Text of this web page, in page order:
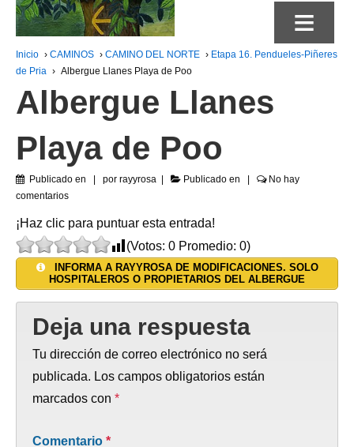
≡
Inicio › CAMINOS › CAMINO DEL NORTE › Etapa 16. Pendueles-Piñeres
de Pria › Albergue Llanes Playa de Poo
Albergue Llanes
Playa de Poo
Publicado en por rayyrosa Publicado en
No hay
comentarios
¡Haz clic para puntuar esta entrada!
(Votos: 0 Promedio: 0)
INFORMA A RAYYROSA DE MODIFICACIONES. SOLO
HOSPITALEROS O PROPIETARIOS DEL ALBERGUE
Deja una respuesta
Tu dirección de correo electrónico no será
publicada. Los campos obligatorios están
marcados con *
Comentario *